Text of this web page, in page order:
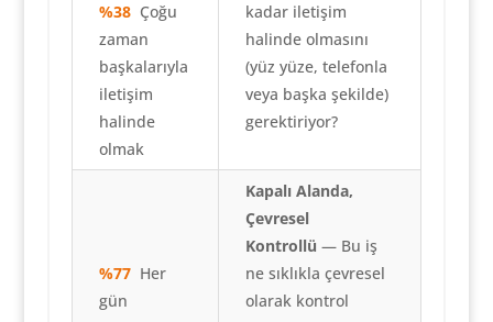
%38Çoğu
zaman
başkalarıyla
iletişim
halinde
olmak
kadar iletişim
halinde olmasını
(yüz yüze, telefonla
veya başka şekilde)
gerektiriyor?
%77Her
gün
Kapalı Alanda,
Çevresel
Kontrollü — Bu iş
ne sıklıkla çevresel
olarak kontrol